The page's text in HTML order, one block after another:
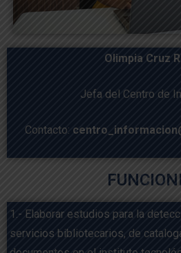
Olimpia Cruz
Jefa del Centro de
Contacto:
1.- Elaborar estudios para la
servicios bibliotecarios, de